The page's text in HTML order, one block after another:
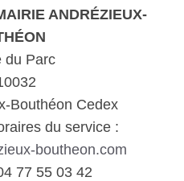
ANDRÉZIEUX-
du Parc
Bouthéon Cedex
du service :
boutheon.com
77 55 03 42